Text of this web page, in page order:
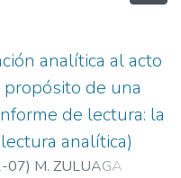
analítica al acto
de una
de lectura: la
analítica)
07) M. ZULUAGA